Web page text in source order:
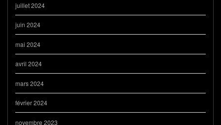
juillet 2024
juin 2024
mai 2024
avril 2024
mars 2024
février 2024
novembre 2023